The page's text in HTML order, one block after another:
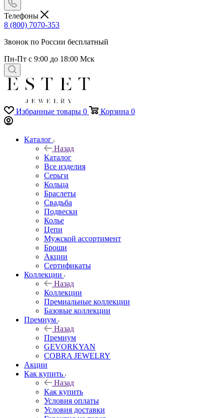
Телефоны
8 (800) 7070-353
Звонок по России бесплатный
Пн-Пт с 9:00 до 18:00 Мск
Избранные товары 0 Корзина 0
Каталог
Назад
Каталог
Все изделия
Серьги
Кольца
Браслеты
Свадьба
Подвески
Колье
Цепи
Мужской ассортимент
Броши
Акции
Сертификаты
Коллекции
Назад
Коллекции
Премиальные коллекции
Базовые коллекции
Премиум
Назад
Премиум
GEVORKYAN
COBRA JEWELRY
Акции
Как купить
Назад
Как купить
Условия оплаты
Условия доставки